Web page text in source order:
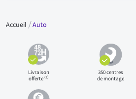
Accueil Auto
Livraison
offerte(1)
350 centres
de montage